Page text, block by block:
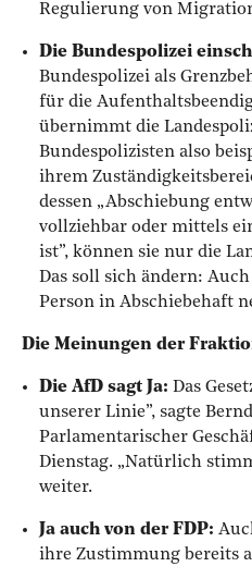
Regulierung von
Die Bundespolizei
Bundespolizei als
für die
übernimmt die
Bundespolizisten also
ihrem
dessen „Abschiebung
vollziehbar oder mittels
ist”, können sie nur die
Das soll sich ändern:
Person in Abschiebehaft
Die Meinungen der
Die AfD sagt Ja: Das
unserer Linie”, sagte
Parlamentarischer
Dienstag. „Natürlich
weiter.
Ja auch von der FDP:
ihre Zustimmung bereits